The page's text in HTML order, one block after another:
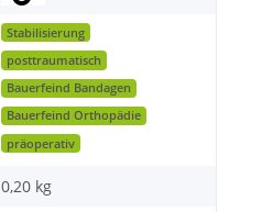
Stabilisierung
posttraumatisch
Bauerfeind Bandagen
Bauerfeind Orthopädie
präoperativ
0,20 kg